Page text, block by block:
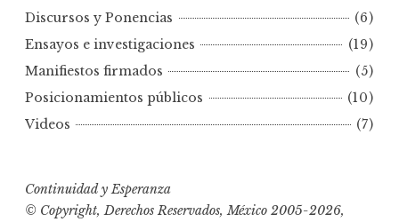
r
f
e
c
a
Discursos y Ponencias
(6)
Ensayos e investigaciones
(19)
Manifiestos firmados
(5)
Posicionamientos públicos
(10)
Videos
(7)
Continuidad y Esperanza
© Copyright, Derechos Reservados, México 2005-2026,